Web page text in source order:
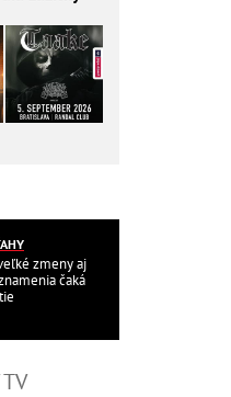
zmeny aj
čaká